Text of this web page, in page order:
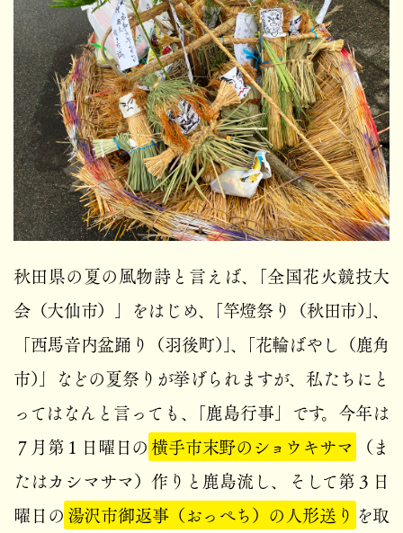
秋田県の夏の風物詩と言えば、「全国花火競技大
会（大仙市）」をはじめ、「竿燈祭り（秋田市）」、
「西馬音内盆踊り（羽後町）」、「花輪ばやし（鹿角
市）」などの夏祭りが挙げられますが、私たちにと
ってはなんと言っても、「鹿島行事」です。今年は
７月第１日曜日の横手市末野のショウキサマ （ま
たはカシマサマ）作りと鹿島流し、そして第３日
曜日の湯沢市御返事（おっぺち）の人形送り を取